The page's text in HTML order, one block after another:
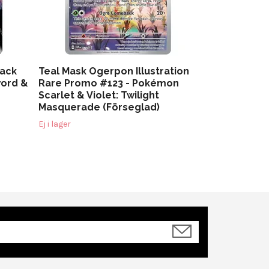
&
Teal Mask Ogerpon Illustration
Rare Promo #123 - Pokémon
Scarlet & Violet: Twilight
Masquerade (Förseglad)
Ej i lager